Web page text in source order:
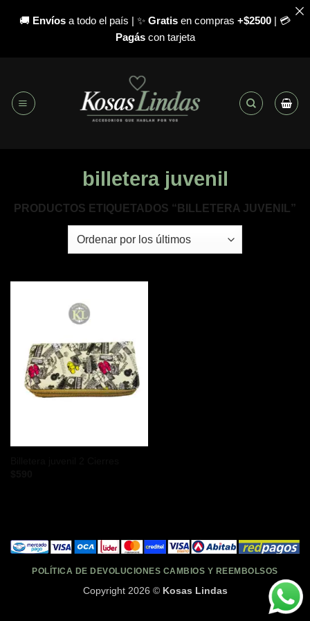
🚚 Envíos a todo el país | ✨ Gratis en compras +$2500 | 💳
Pagáscon tarjeta
contenido
billetera juvenil
PRODUCTOS ETIQUETADOS “BILLETERA JUVENIL”
POLÍTICA DE DEVOLUCIONES CAMBIOS Y REEMBOLSOS
Copyright 2026 © Kosas Lindas